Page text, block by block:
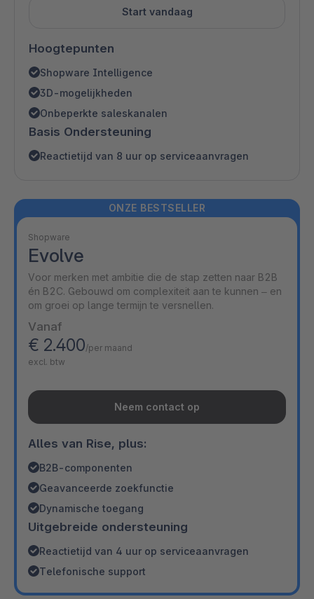
Start vandaag
Hoogtepunten
Shopware Intelligence
3D-mogelijkheden
Onbeperkte saleskanalen
Basis Ondersteuning
Reactietijd van 8 uur op serviceaanvragen
ONZE BESTSELLER
Shopware
Evolve
Voor merken met ambitie die de stap zetten naar B2B
én B2C. Gebouwd om complexiteit aan te kunnen – en
om groei op lange termijn te versnellen.
Vanaf
€ 2.400/per maand
excl. btw
Neem contact op
Alles van Rise, plus:
B2B-componenten
Geavanceerde zoekfunctie
Dynamische toegang
Uitgebreide ondersteuning
Reactietijd van 4 uur op serviceaanvragen
Telefonische support